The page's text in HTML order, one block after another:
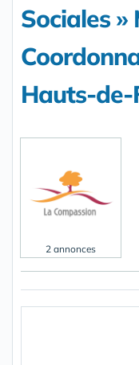
Sociales »
Hauts-de-
2 annonces